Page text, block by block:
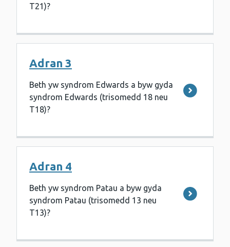
T21)?
Adran 3
Beth yw syndrom Edwards a byw gyda
syndrom Edwards (trisomedd 18 neu
T18)?
Adran 4
Beth yw syndrom Patau a byw gyda
syndrom Patau (trisomedd 13 neu
T13)?